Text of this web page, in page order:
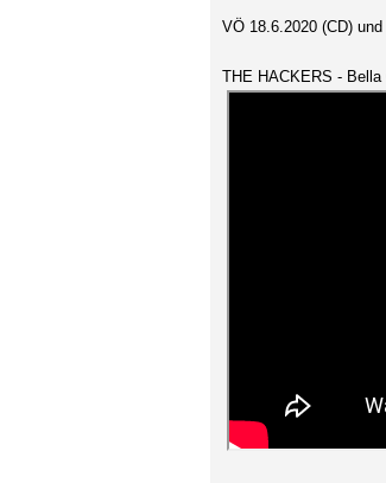
VÖ 18.6.2020 (CD)
THE HACKERS - Bella